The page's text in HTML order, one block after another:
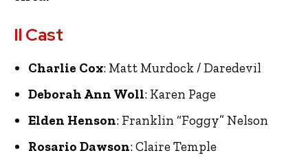
Il Cast
Charlie Cox: Matt Murdock / Daredevil
Deborah Ann Woll: Karen Page
Elden Henson: Franklin “Foggy” Nelson
Rosario Dawson: Claire Temple